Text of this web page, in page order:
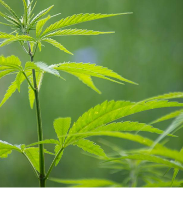
Le smartphone nuit-il à
l'apprentissage de la
lecture ?
Mordue par une tique en
vacances, elle reste dans
le coma pendant 42 jours
Mordue par un
barracuda, une petite fille
secourue grâce à un
réflexe essentiel